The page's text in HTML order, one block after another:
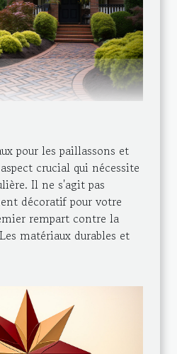
pour les paillassons et
crucial qui nécessite
Il ne s'agit pas
décoratif pour votre
rempart contre la
matériaux durables et